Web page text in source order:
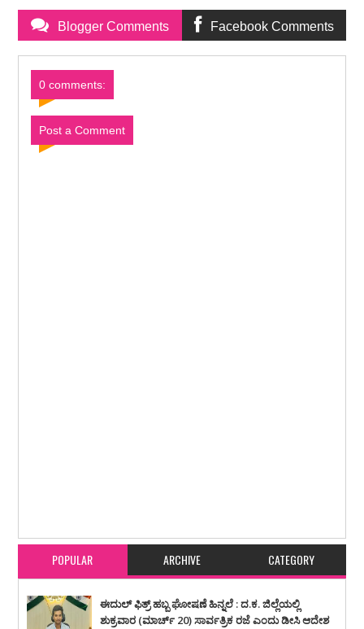
Blogger Comments Facebook Comments
0 comments:
Post a Comment
POPULAR ARCHIVE CATEGORY
ಈದುಲ್ ಫಿತ್ರ್ ಹಬ್ಬ ಘೋಷಣೆ ಹಿನ್ನಲೆ : ದ.ಕ. ಜಿಲ್ಲೆಯಲ್ಲಿ
ಶುಕ್ರವಾರ (ಮಾರ್ಚ್ 20) ಸಾರ್ವತ್ರಿಕ ರಜೆ ಎಂದು ಡೀಸಿ ಆದೇಶ